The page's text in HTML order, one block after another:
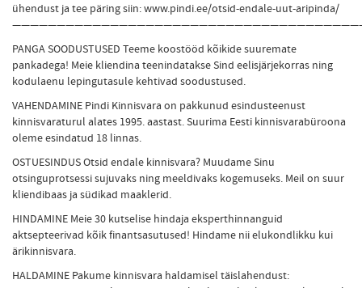
ühendust ja tee päring siin: www.pindi.ee/otsid-endale-uut-aripinda/
PANGA SOODUSTUSED Teeme koostööd kõikide suuremate
pankadega! Meie kliendina teenindatakse Sind eelisjärjekorras ning
kodulaenu lepingutasule kehtivad soodustused.
VAHENDAMINE Pindi Kinnisvara on pakkunud esindusteenust
kinnisvaraturul alates 1995. aastast. Suurima Eesti kinnisvarabüroona
oleme esindatud 18 linnas.
OSTUESINDUS Otsid endale kinnisvara? Muudame Sinu
otsinguprotsessi sujuvaks ning meeldivaks kogemuseks. Meil on suur
kliendibaas ja südikad maaklerid.
HINDAMINE Meie 30 kutselise hindaja eksperthinnanguid
aktsepteerivad kõik finantsasutused! Hindame nii elukondlikku kui
ärikinnisvara.
HALDAMINE Pakume kinnisvara haldamisel täislahendust: